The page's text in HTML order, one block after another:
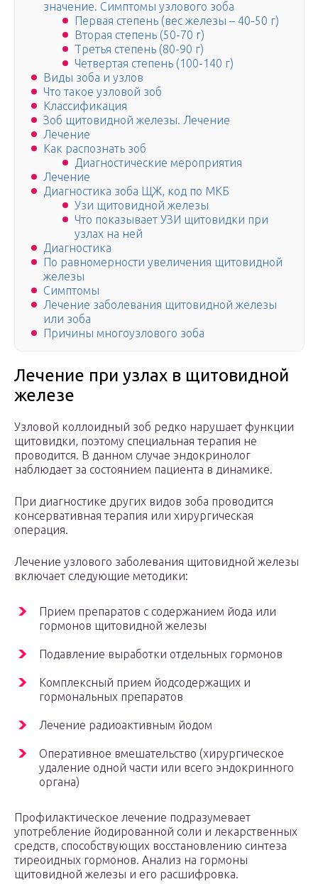
значение. Симптомы узлового зоба
Первая степень (вес железы – 40-50 г)
Вторая степень (50-70 г)
Третья степень (80-90 г)
Четвертая степень (100-140 г)
Виды зоба и узлов
Что такое узловой зоб
Классификация
Зоб щитовидной железы. Лечение
Лечение
Как распознать зоб
Диагностические мероприятия
Лечение
Диагностика зоба ЩЖ, код по МКБ
Узи щитовидной железы
Что показывает УЗИ щитовидки при
узлах на ней
Диагностика
По равномерности увеличения щитовидной
железы
Симптомы
Лечение заболевания щитовидной железы
или зоба
Причины многоузлового зоба
Лечение при узлах в щитовидной
железе
Узловой коллоидный зоб редко нарушает функции
щитовидки, поэтому специальная терапия не
проводится. В данном случае эндокринолог
наблюдает за состоянием пациента в динамике.
При диагностике других видов зоба проводится
консервативная терапия или хирургическая
операция.
Лечение узлового заболевания щитовидной железы
включает следующие методики:
Прием препаратов с содержанием йода или
гормонов щитовидной железы
Подавление выработки отдельных гормонов
Комплексный прием йодсодержащих и
гормональных препаратов
Лечение радиоактивным йодом
Оперативное вмешательство (хирургическое
удаление одной части или всего эндокринного
органа)
Профилактическое лечение подразумевает
употребление йодированной соли и лекарственных
средств, способствующих восстановлению синтеза
тиреоидных гормонов. Анализ на гормоны
щитовидной железы и его расшифровка.